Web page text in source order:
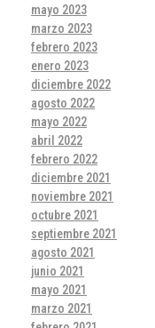
mayo 2023
marzo 2023
febrero 2023
enero 2023
diciembre 2022
agosto 2022
mayo 2022
abril 2022
febrero 2022
diciembre 2021
noviembre 2021
octubre 2021
septiembre 2021
agosto 2021
junio 2021
mayo 2021
marzo 2021